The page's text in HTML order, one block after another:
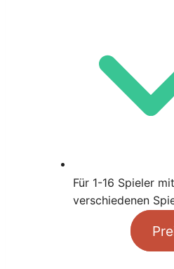
Für 1-16 Spieler
verschiedenen